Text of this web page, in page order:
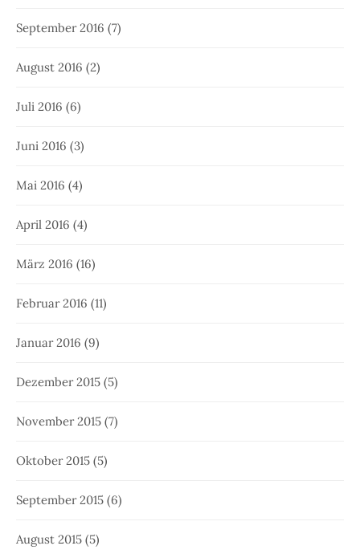
September 2016 (7)
August 2016 (2)
Juli 2016 (6)
Juni 2016 (3)
Mai 2016 (4)
April 2016 (4)
März 2016 (16)
Februar 2016 (11)
Januar 2016 (9)
Dezember 2015 (5)
November 2015 (7)
Oktober 2015 (5)
September 2015 (6)
August 2015 (5)